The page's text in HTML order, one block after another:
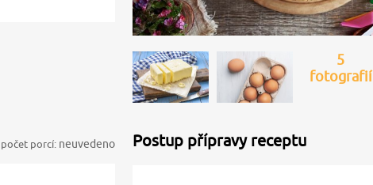
5
fotografií
počet porcí: neuvedeno Postup přípravy receptu